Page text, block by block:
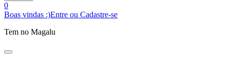
0
Boas vindas :)Entre ou Cadastre-se
Tem no Magalu